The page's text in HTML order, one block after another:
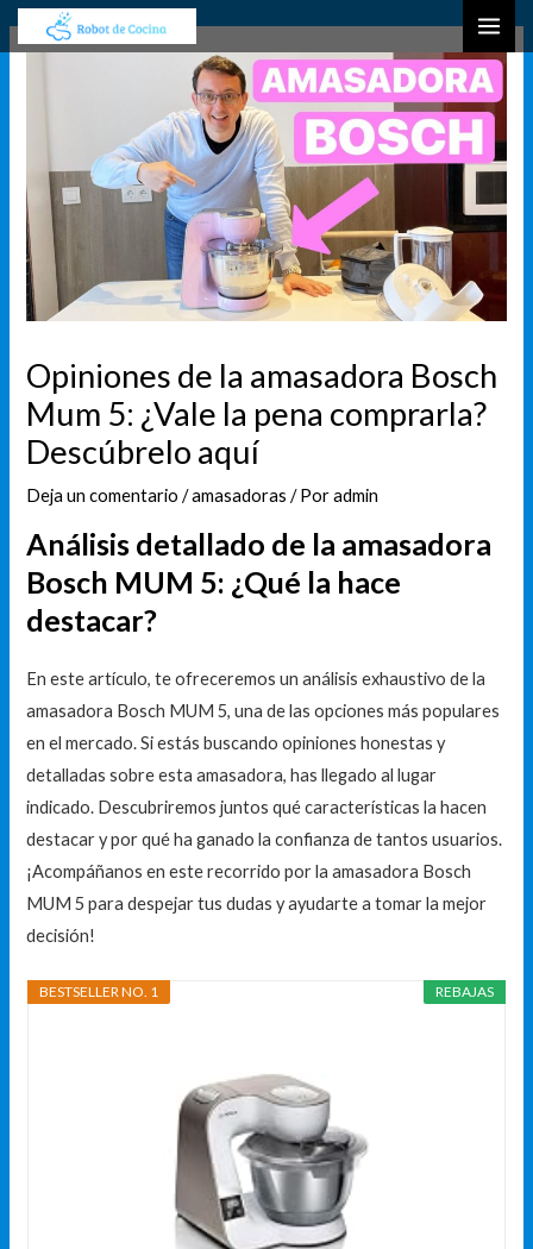
Opiniones de la amasadora Bosch
Mum 5: ¿Vale la pena comprarla?
Descúbrelo aquí
Deja un comentario /amasadoras / Poradmin
Análisis detallado de la amasadora
Bosch MUM 5: ¿Qué la hace
destacar?
En este artículo, te ofreceremos un análisis exhaustivo de la
amasadora Bosch MUM 5, una de las opciones más populares
en el mercado. Si estás buscando opiniones honestas y
detalladas sobre esta amasadora, has llegado al lugar
indicado. Descubriremos juntos qué características la hacen
destacar y por qué ha ganado la confianza de tantos usuarios.
¡Acompáñanos en este recorrido por la amasadora Bosch
MUM 5 para despejar tus dudas y ayudarte a tomar la mejor
decisión!
REBAJAS
BESTSELLER NO. 1
Navegación
deu
r